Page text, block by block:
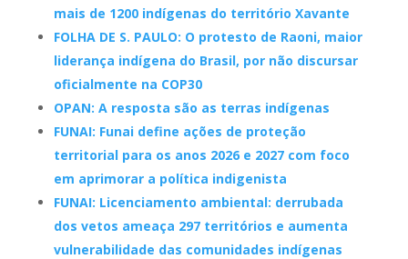
mais de 1200 indígenas do território Xavante
FOLHA DE S. PAULO: O protesto de Raoni, maior
liderança indígena do Brasil, por não discursar
oficialmente na COP30
OPAN: A resposta são as terras indígenas
FUNAI: Funai define ações de proteção
territorial para os anos 2026 e 2027 com foco
em aprimorar a política indigenista
FUNAI: Licenciamento ambiental: derrubada
dos vetos ameaça 297 territórios e aumenta
vulnerabilidade das comunidades indígenas